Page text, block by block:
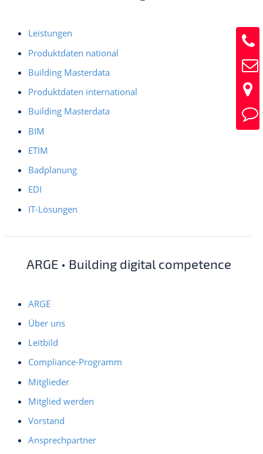
Leistungen
Produktdaten national
Building Masterdata
Produktdaten international
Building Masterdata
BIM
ETIM
Badplanung
EDI
IT-Lösungen
ARGE • Building digital competence
ARGE
Über uns
Leitbild
Compliance-Programm
Mitglieder
Mitglied werden
Vorstand
Ansprechpartner